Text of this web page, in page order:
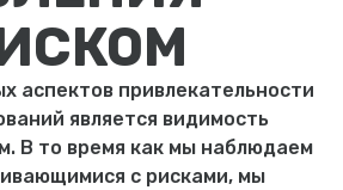
аспектов привлекательности
является видимость
В то время как мы наблюдаем
с рисками, мы